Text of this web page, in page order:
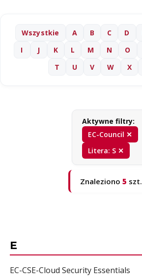
Wszystkie A B C D
I
J K L M N O
T
U V W X
Aktywne filtry:
EC-Council ✕
Litera: S ✕
Znaleziono 5 szt.
E
EC-CSE-Cloud Security Essentials